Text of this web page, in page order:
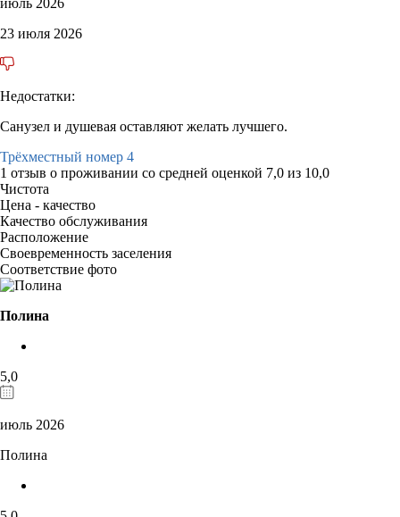
23 июля 2026
Недостатки:
Санузел и душевая оставляют желать лучшего.
Трёхместный номер 4
1 отзыв о проживании со средней оценкой 7,0 из 10,0
Чистота
Цена - качество
Качество обслуживания
Расположение
Своевременность заселения
Соответствие фото
Полина
5,0
июль 2026
Полина